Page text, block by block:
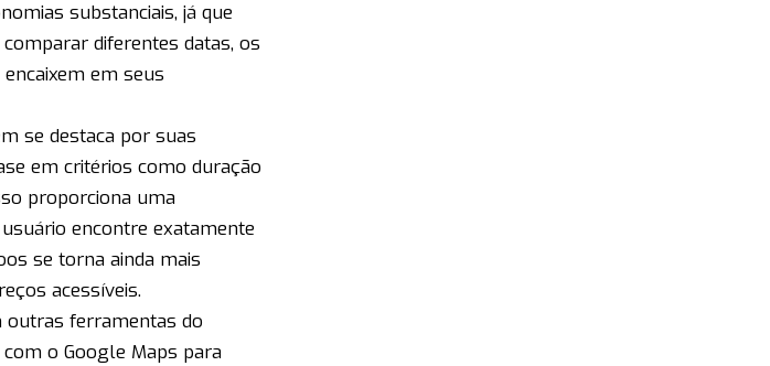
substanciais, já que
diferentes datas, os
em seus
se destaca por suas
em critérios como duração
proporciona uma
encontre exatamente
se torna ainda mais
acessíveis.
outras ferramentas do
o Google Maps para